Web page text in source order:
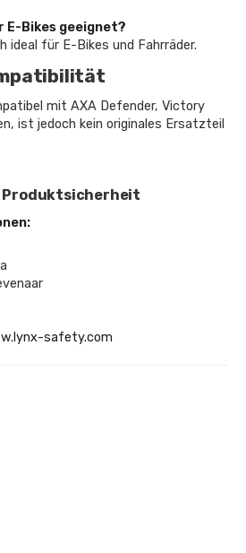
E-Bikes geeignet?
ideal für E-Bikes und Fahrräder.
mit AXA Defender, Victory
ist jedoch kein originales Ersatzteil
safety.com